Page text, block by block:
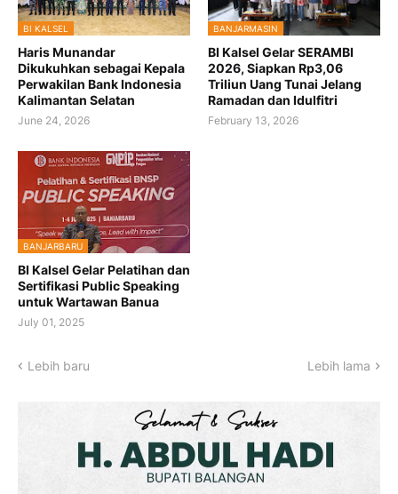
BI KALSEL
Haris Munandar
Dikukuhkan sebagai Kepala
Perwakilan Bank Indonesia
Kalimantan Selatan
June 24, 2026
BANJARMASIN
BI Kalsel Gelar SERAMBI
2026, Siapkan Rp3,06
Triliun Uang Tunai Jelang
Ramadan dan Idulfitri
February 13, 2026
BANJARBARU
BI Kalsel Gelar Pelatihan dan
Sertifikasi Public Speaking
untuk Wartawan Banua
July 01, 2025
Lebih baru Lebih lama